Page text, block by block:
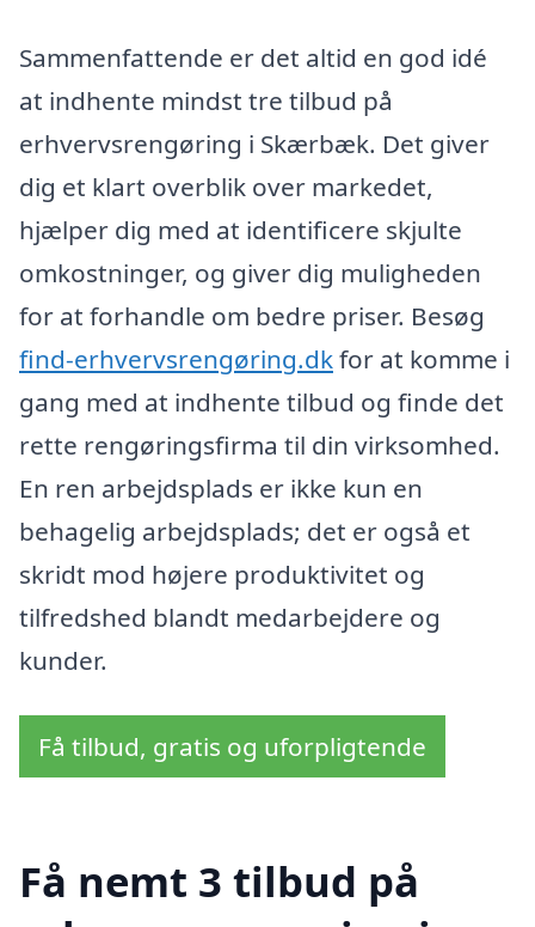
Sammenfattende er det altid en god idé
at indhente mindst tre tilbud på
erhvervsrengøring i Skærbæk. Det giver
dig et klart overblik over markedet,
hjælper dig med at identificere skjulte
omkostninger, og giver dig muligheden
for at forhandle om bedre priser. Besøg
find-erhvervsrengøring.dkfor at komme i
gang med at indhente tilbud og finde det
rette rengøringsfirma til din virksomhed.
En ren arbejdsplads er ikke kun en
behagelig arbejdsplads; det er også et
skridt mod højere produktivitet og
tilfredshed blandt medarbejdere og
kunder.
Få tilbud, gratis og uforpligtende
Få nemt 3 tilbud på